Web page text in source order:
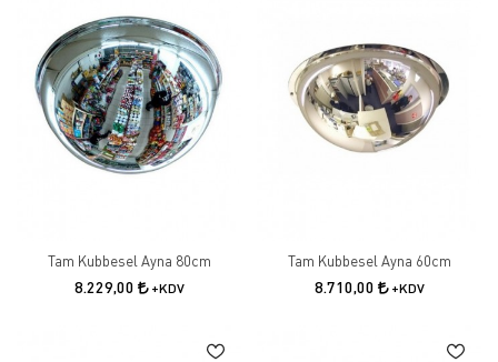
Tam Kubbesel Ayna 80cm
8.229,00 +KDV
Tam Kubbesel Ayna 60cm
8.710,00 +KDV